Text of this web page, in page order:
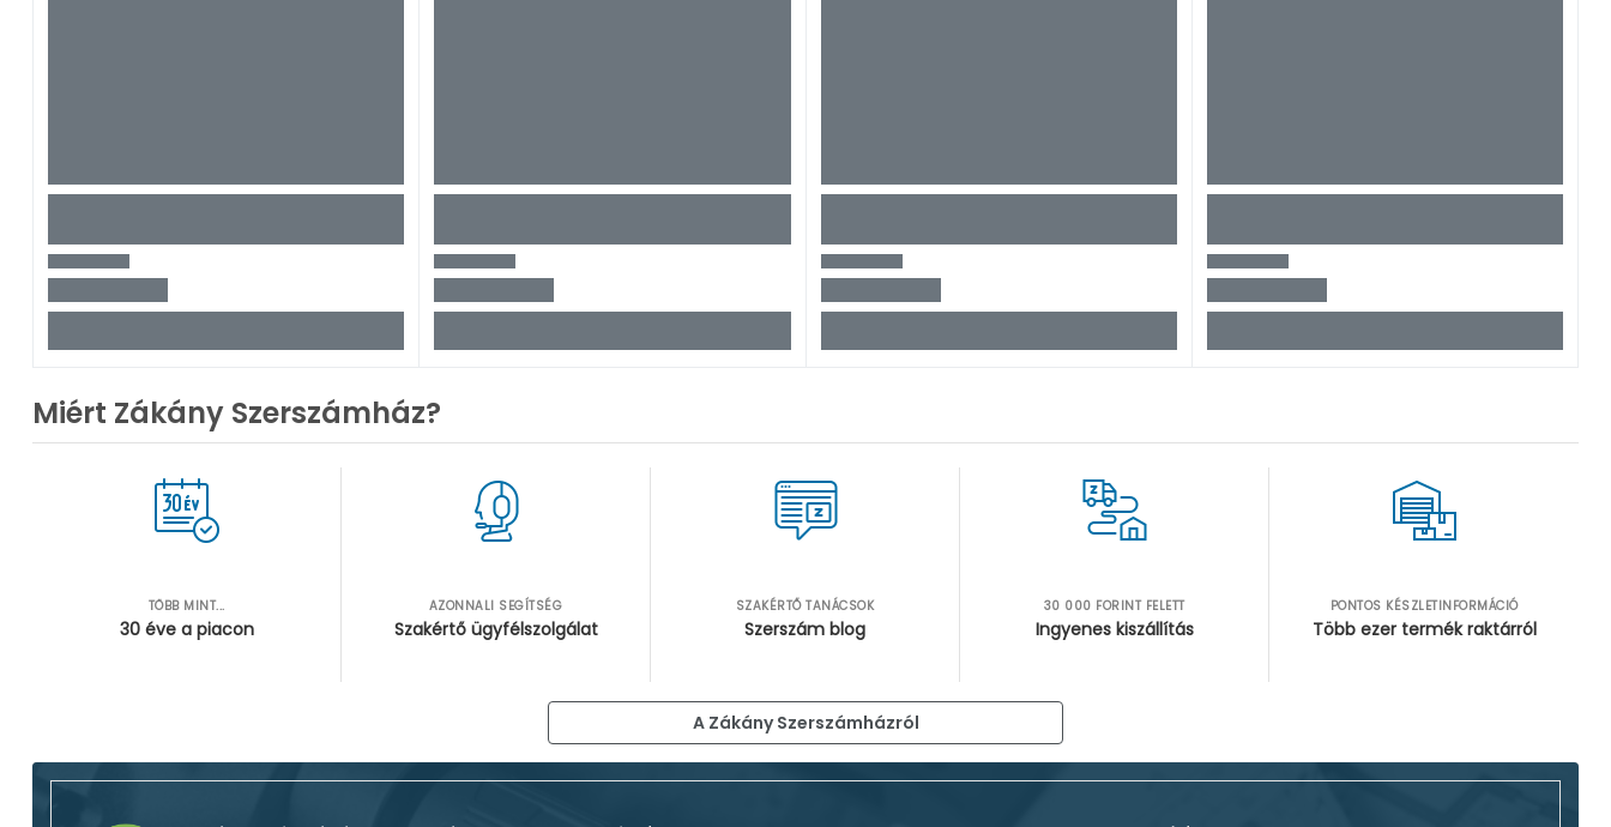
Miért Zákány Szerszámház?
TÖBB MINT...
30 éve a piacon
AZONNALI SEGÍTSÉG
Szakértő ügyfélszolgálat
SZAKÉRTŐ TANÁCSOK
Szerszám blog
30 000 FORINT FELETT
Ingyenes kiszállítás
PONTOS KÉSZLETINFORMÁCIÓ
Több ezer termék raktárról
A Zákány Szerszámházról